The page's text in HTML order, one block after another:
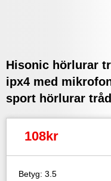
Hisonic hörlurar
ipx4 med
sport hörlurar
108kr
Betyg: 3.5